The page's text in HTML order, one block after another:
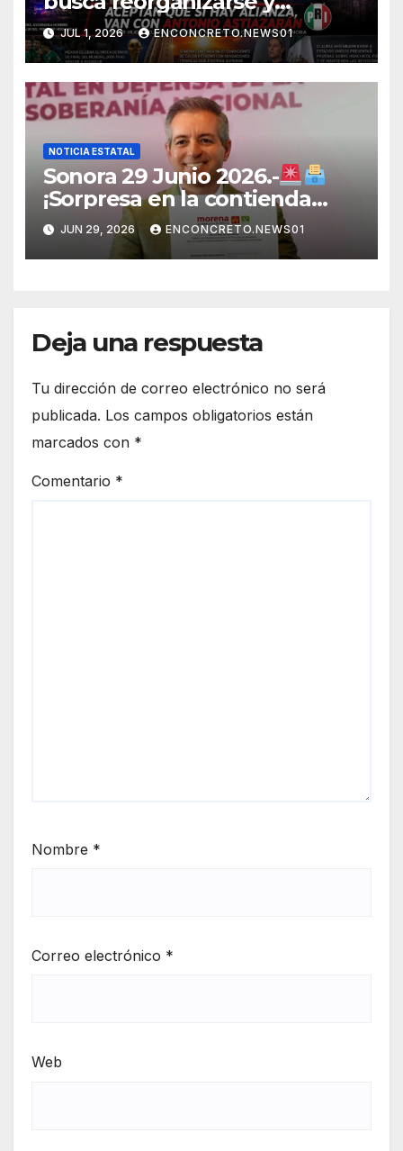
fortalecer una alianza
opositora rumbo a 2027 en
Sonora
JUL 1, 2026 ENCONCRETO.NEWS01
NOTICIA ESTATAL
Sonora 29 Junio 2026.-
¡Sorpresa en la contienda
rumbo a 2027! Omar Del Valle
entra de última hora a la
carrera en Sonora
JUN 29, 2026 ENCONCRETO.NEWS01
Deja una respuesta
Tu dirección de correo electrónico no será
publicada. Los campos obligatorios están
marcados con *
Comentario *
Nombre *
Correo electrónico *
Web